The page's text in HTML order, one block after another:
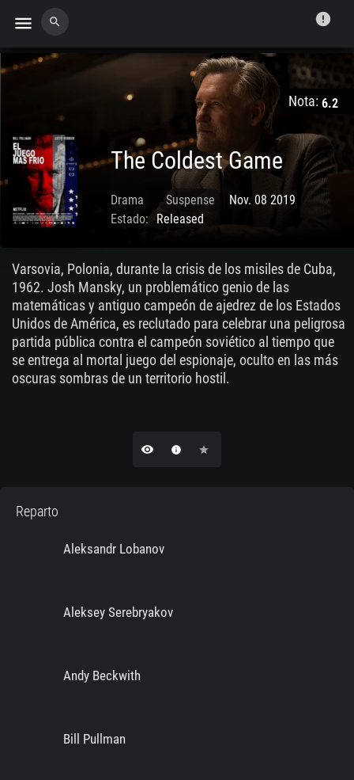
menu search error
Nota: 6.2
The Coldest Game
Drama Suspense
Nov. 08 2019
Estado:
Released
Varsovia, Polonia, durante la crisis de los misiles de Cuba,
1962. Josh Mansky, un problemático genio de las
matemáticas y antiguo campeón de ajedrez de los Estados
Unidos de América, es reclutado para celebrar una peligrosa
partida pública contra el campeón soviético al tiempo que
se entrega al mortal juego del espionaje, oculto en las más
oscuras sombras de un territorio hostil.
remove_red_eye info star
Reparto
Aleksandr Lobanov
Aleksey Serebryakov
Andy Beckwith
Bill Pullman